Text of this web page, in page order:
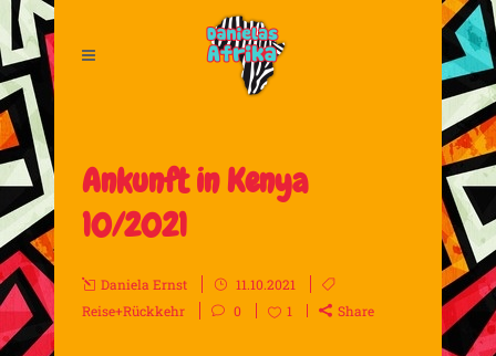
Ankunft in Kenya
10/2021
Daniela Ernst
11.10.2021
Reise+Rückkehr
0 1 Share